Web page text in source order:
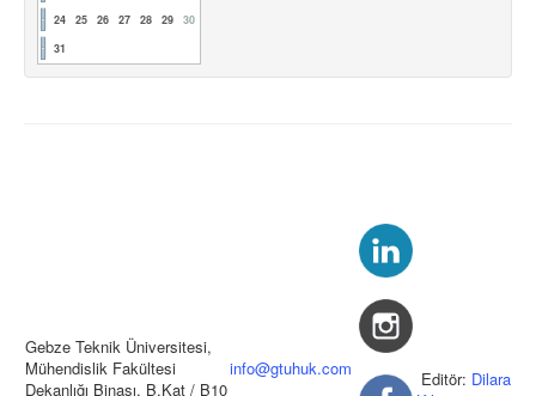
24
25 26 27 28 29
30
31
Gebze Teknik Üniversitesi,
Mühendislik Fakültesi
Dekanlığı Binası, B.Kat / B10
info@gtuhuk.com Editör: Dilara